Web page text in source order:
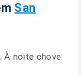
San
À noite chove